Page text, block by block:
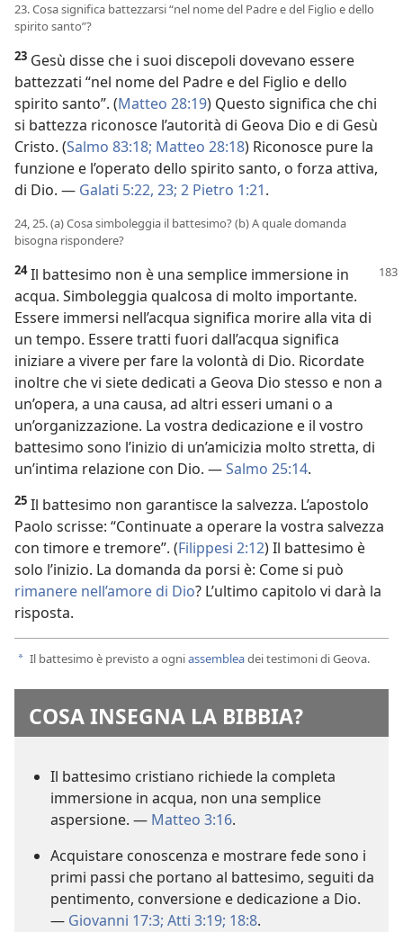
23. Cosa significa battezzarsi “nel nome del Padre e del Figlio e dello
spirito santo”?
23 Gesù disse che i suoi discepoli dovevano essere
battezzati “nel nome del Padre e del Figlio e dello
spirito santo”. (Matteo 28:19) Questo significa che chi
si battezza riconosce l’autorità di Geova Dio e di Gesù
Cristo. (Salmo 83:18; Matteo 28:18) Riconosce pure la
funzione e l’operato dello spirito santo, o forza attiva,
di Dio. — Galati 5:22, 23; 2 Pietro 1:21.
24, 25. (a) Cosa simboleggia il battesimo? (b) A quale domanda
bisogna rispondere?
24Il battesimo non è una semplice immersione in
acqua. Simboleggia qualcosa di molto importante.
Essere immersi nell’acqua significa morire alla vita di
un tempo. Essere tratti fuori dall’acqua significa
iniziare a vivere per fare la volontà di Dio. Ricordate
inoltre che vi siete dedicati a Geova Dio stesso e non a
un’opera, a una causa, ad altri esseri umani o a
un’organizzazione. La vostra dedicazione e il vostro
battesimo sono l’inizio di un’amicizia molto stretta, di
un’intima relazione con Dio. —Salmo 25:14.
25 Il battesimo non garantisce la salvezza. L’apostolo
Paolo scrisse: “Continuate a operare la vostra salvezza
con timore e tremore”. (Filippesi 2:12) Il battesimo è
solo l’inizio. La domanda da porsi è: Come si può
rimanere nell’amore di Dio? L’ultimo capitolo vi darà la
risposta.
a Il battesimo è previsto a ogniassembleadei testimoni di Geova.
COSA INSEGNA LA BIBBIA?
Il battesimo cristiano richiede la completa
immersione in acqua, non una semplice
aspersione. — Matteo 3:16.
Acquistare conoscenza e mostrare fede sono i
primi passi che portano al battesimo, seguiti da
pentimento, conversione e dedicazione a Dio.
— Giovanni 17:3; Atti 3:19; 18:8.